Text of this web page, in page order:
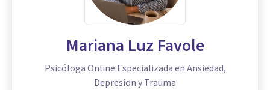
Mariana Luz Favole
Psicóloga Online Especializada en Ansiedad,
Depresion y Trauma